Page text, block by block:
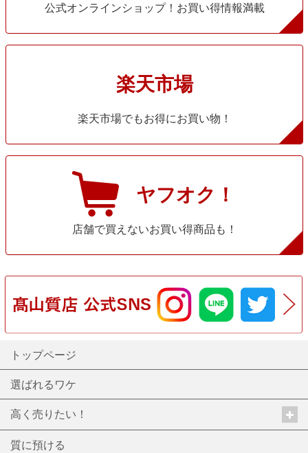
公式オンラインショップ！お買い得情報満載
楽天市場
楽天市場でもお得にお買い物！
ヤフオク！
店舗で買えないお買い得商品も！
トップページ
選ばれるワケ
高く売りたい！
質に預ける